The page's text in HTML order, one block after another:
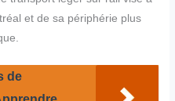
et de sa périphérie plus
de